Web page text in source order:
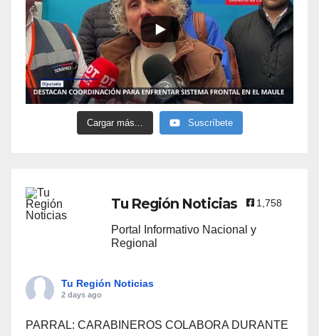
Cargar más... Suscríbete
Tu Región Noticias 1,758
Portal Informativo Nacional y
Regional
Tu Región Noticias
2 days ago
PARRAL: CARABINEROS COLABORA DURANTE